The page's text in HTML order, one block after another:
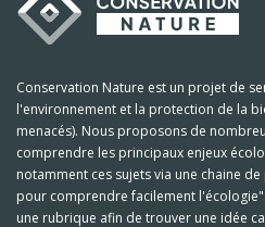
Conservation Nature est un projet de
l'environnement et la protection de la
menacés). Nous proposons de
comprendre les principaux enjeux
notamment ces sujets via une chaine
pour comprendre facilement
une rubrique afin de trouver une idée